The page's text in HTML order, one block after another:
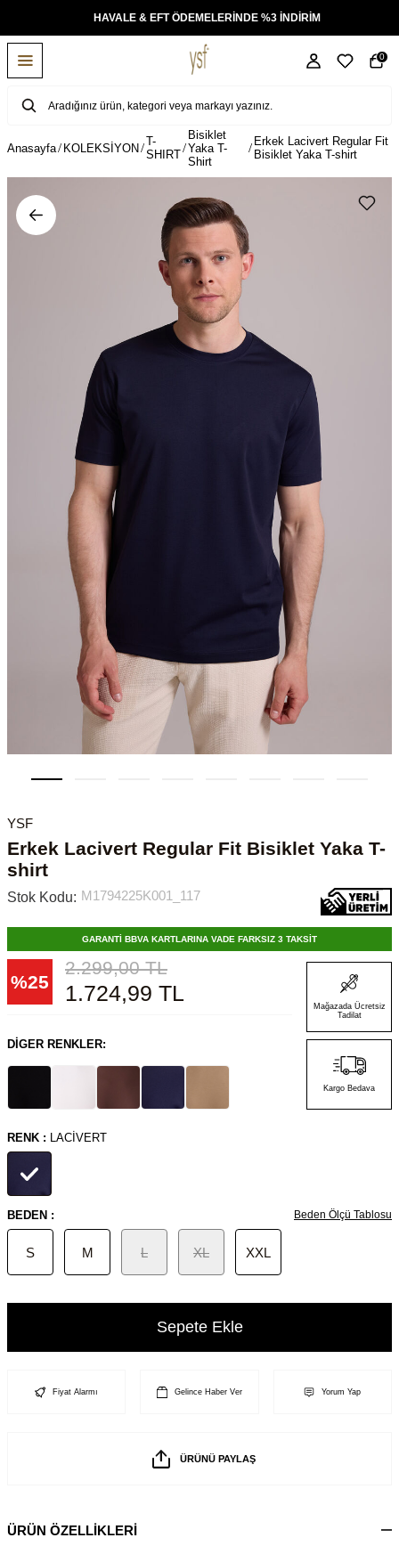
HAVALE & EFT ÖDEMELERİNDE %3 İNDİRİM
0
Anasayfa KOLEKSİYON T-
SHIRT
Bisiklet
Yaka T-
Shirt
Erkek Lacivert Regular Fit
Bisiklet Yaka T-shirt
YSF
Erkek Lacivert Regular Fit Bisiklet Yaka T-
shirt
Stok Kodu: M1794225K001_117
GARANTİ BBVA KARTLARINA VADE FARKSIZ 3 TAKSİT
%25
2.299,00TL
1.724,99 TL
DIGER RENKLER:
Mağazada Ücretsiz
Tadilat
Kargo Bedava
RENK : LACIVERT
BEDEN : Beden Ölçü Tablosu
S M L XL XXL
Sepete Ekle
Fiyat Alarmı Gelince Haber Ver Yorum Yap
ÜRÜNÜ PAYLAŞ
ÜRÜN ÖZELLİKLERİ